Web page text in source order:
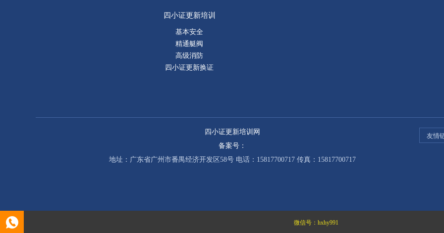
四小证更新培训
基本安全
精通艇阀
高级消防
四小证更新换证
四小证更新培训网
备案号：
地址：广东省广州市番禺经济开发区58号 电话：15817700717 传真：15817700717
微信号： hxhy991